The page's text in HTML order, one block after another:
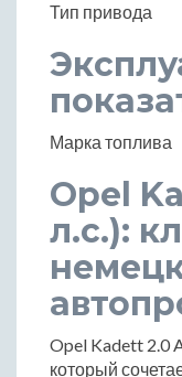
Тип привода
Марка топлива
Opel
л.с.):
Opel Kadett 2.0
который